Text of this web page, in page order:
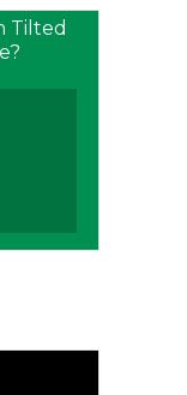
Tilted